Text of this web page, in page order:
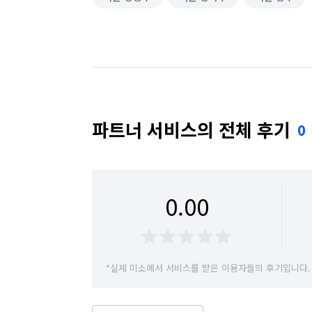
파트너 서비스의 전체 후기 0
0.00
*실제 미소에서 서비스를 받은 이용자들의 후기입니다.